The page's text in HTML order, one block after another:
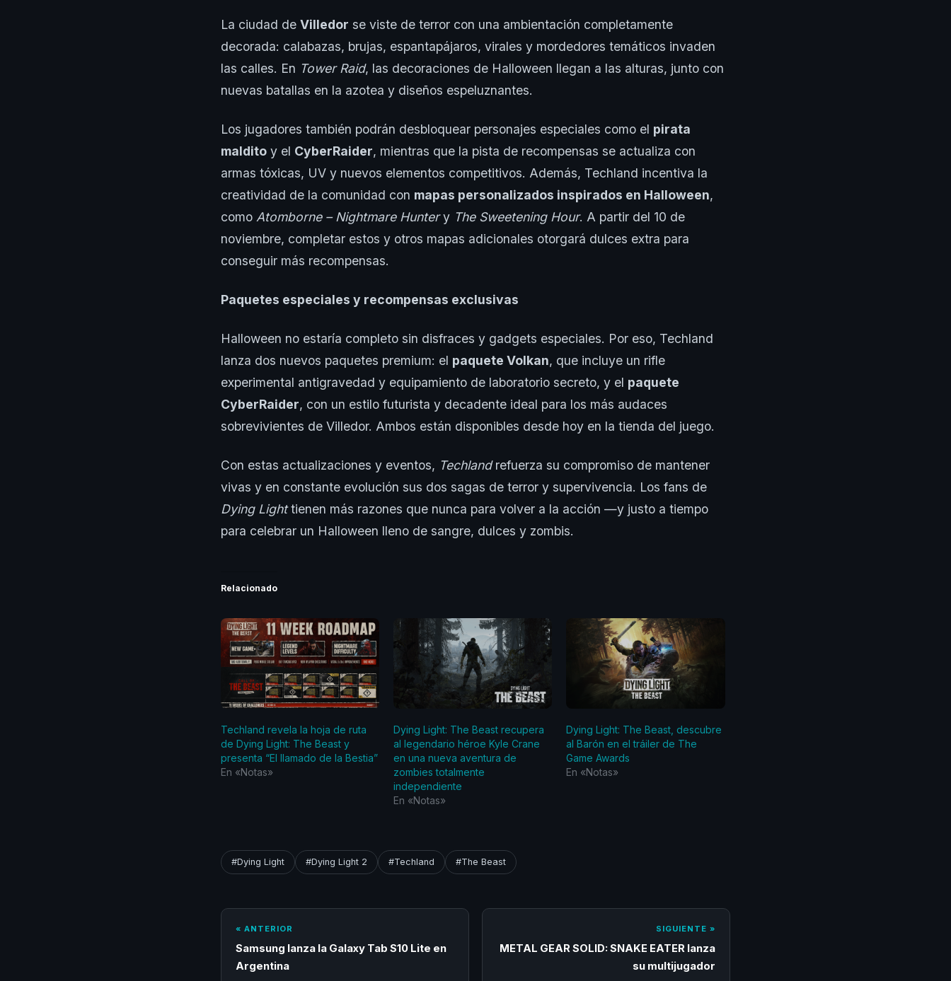
La ciudad de Villedor se viste de terror con una ambientación completamente
decorada: calabazas, brujas, espantapájaros, virales y mordedores temáticos invaden
las calles. En Tower Raid, las decoraciones de Halloween llegan a las alturas, junto con
nuevas batallas en la azotea y diseños espeluznantes.
Los jugadores también podrán desbloquear personajes especiales como el pirata
maldito y el CyberRaider, mientras que la pista de recompensas se actualiza con
armas tóxicas, UV y nuevos elementos competitivos. Además, Techland incentiva la
creatividad de la comunidad con mapas personalizados inspirados en Halloween,
como Atomborne – Nightmare Huntery The Sweetening Hour. A partir del 10 de
noviembre, completar estos y otros mapas adicionales otorgará dulces extra para
conseguir más recompensas.
Paquetes especiales y recompensas exclusivas
Halloween no estaría completo sin disfraces y gadgets especiales. Por eso, Techland
lanza dos nuevos paquetes premium: el paquete Volkan, que incluye un rifle
experimental antigravedad y equipamiento de laboratorio secreto, y el paquete
CyberRaider, con un estilo futurista y decadente ideal para los más audaces
sobrevivientes de Villedor. Ambos están disponibles desde hoy en la tienda del juego.
Con estas actualizaciones y eventos, Techlandrefuerza su compromiso de mantener
vivas y en constante evolución sus dos sagas de terror y supervivencia. Los fans de
Dying Lighttienen más razones que nunca para volver a la acción —y justo a tiempo
para celebrar un Halloween lleno de sangre, dulces y zombis.
Relacionado
Techland revela la hoja de ruta
de Dying Light: The Beast y
presenta “El llamado de la Bestia”
En «Notas»
Dying Light: The Beast recupera
al legendario héroe Kyle Crane
en una nueva aventura de
zombies totalmente
independiente
En «Notas»
Dying Light: The Beast, descubre
al Barón en el tráiler de The
Game Awards
En «Notas»
#Dying Light #Dying Light 2 #Techland #The Beast
« ANTERIOR
Samsung lanza la Galaxy Tab S10 Lite en
Argentina
SIGUIENTE »
METAL GEAR SOLID: SNAKE EATER lanza
su multijugador